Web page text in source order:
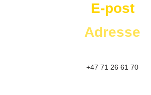
E-post
Adresse
+47 71 26 61 70